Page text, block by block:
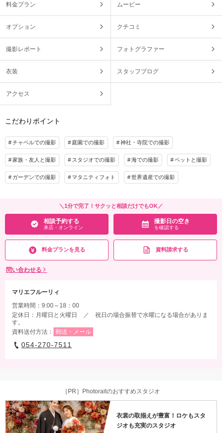
料金プラン ムービー
オプション クチコミ
撮影レポート フォトグラファー
衣装 スタッフブログ
アクセス
こだわりポイント
チャペルでの撮影 庭園での撮影 神社・寺院での撮影
家族・友人と撮影 スタジオでの撮影 海での撮影 ペットと撮影
ガーデンでの撮影 マタニティフォト 世界遺産での撮影
＼1分で完了！サクッと相談だけでもOK／
相談予約する
来店・オンライン
撮影日の空き
を確認する
料金プランを見る 資料請求する
問い合わせる
マリエフルーリィ
営業時間：9:00～18：00
定休日：月曜日と火曜日 ／ 祝日の場合振替で水曜になる場合がありま
す。
資料送付方法：
郵送・メール
054-270-7511
［PR］Photoraitのおすすめスタジオ
衣裳の取揃えが豊富！ロケもスタ
ジオも充実のスタジオ